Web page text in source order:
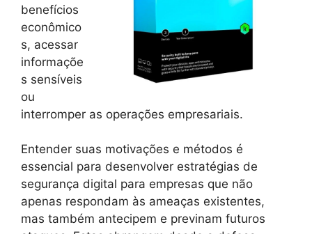
benefícios
econômico
s, acessar
informaçõe
s sensíveis
ou
interromper as operações empresariais.
Entender suas motivações e métodos é
essencial para desenvolver estratégias de
segurança digital para empresas que não
apenas respondam às ameaças existentes,
mas também antecipem e previnam futuros